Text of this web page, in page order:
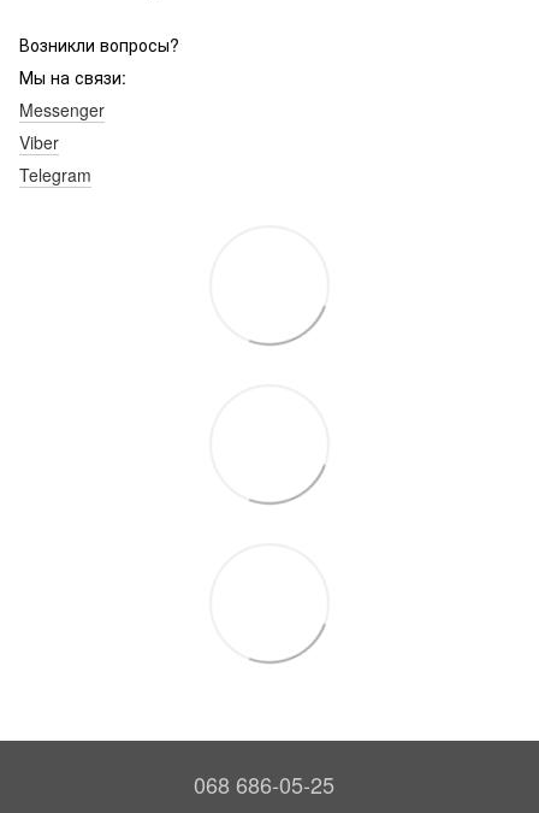
Возникли вопросы?
Мы на связи:
Messenger
Viber
Telegram
068 686-05-25